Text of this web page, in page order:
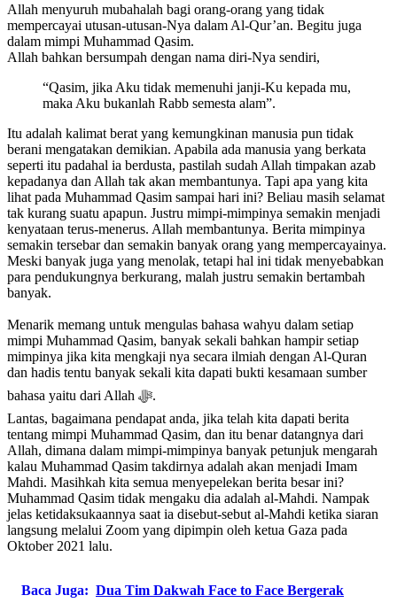
Allah menyuruh mubahalah bagi orang-orang yang tidak
mempercayai utusan-utusan-Nya dalam Al-Qur’an. Begitu juga
dalam mimpi Muhammad Qasim.
Allah bahkan bersumpah dengan nama diri-Nya sendiri,
“Qasim, jika Aku tidak memenuhi janji-Ku kepada mu,
maka Aku bukanlah Rabb semesta alam”.
Itu adalah kalimat berat yang kemungkinan manusia pun tidak
berani mengatakan demikian. Apabila ada manusia yang berkata
seperti itu padahal ia berdusta, pastilah sudah Allah timpakan azab
kepadanya dan Allah tak akan membantunya. Tapi apa yang kita
lihat pada Muhammad Qasim sampai hari ini? Beliau masih selamat
tak kurang suatu apapun. Justru mimpi-mimpinya semakin menjadi
kenyataan terus-menerus. Allah membantunya. Berita mimpinya
semakin tersebar dan semakin banyak orang yang mempercayainya.
Meski banyak juga yang menolak, tetapi hal ini tidak menyebabkan
para pendukungnya berkurang, malah justru semakin bertambah
banyak.
Menarik memang untuk mengulas bahasa wahyu dalam setiap
mimpi Muhammad Qasim, banyak sekali bahkan hampir setiap
mimpinya jika kita mengkaji nya secara ilmiah dengan Al-Quran
dan hadis tentu banyak sekali kita dapati bukti kesamaan sumber
bahasa yaitu dari Allah ﷻ.
Lantas, bagaimana pendapat anda, jika telah kita dapati berita
tentang mimpi Muhammad Qasim, dan itu benar datangnya dari
Allah, dimana dalam mimpi-mimpinya banyak petunjuk mengarah
kalau Muhammad Qasim takdirnya adalah akan menjadi Imam
Mahdi. Masihkah kita semua menyepelekan berita besar ini?
Muhammad Qasim tidak mengaku dia adalah al-Mahdi. Nampak
jelas ketidaksukaannya saat ia disebut-sebut al-Mahdi ketika siaran
langsung melalui Zoom yang dipimpin oleh ketua Gaza pada
Oktober 2021 lalu.
Baca Juga: Dua Tim Dakwah Face to Face Bergerak